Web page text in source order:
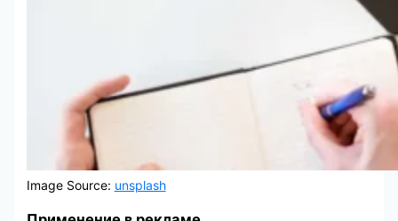
Image Source: unsplash